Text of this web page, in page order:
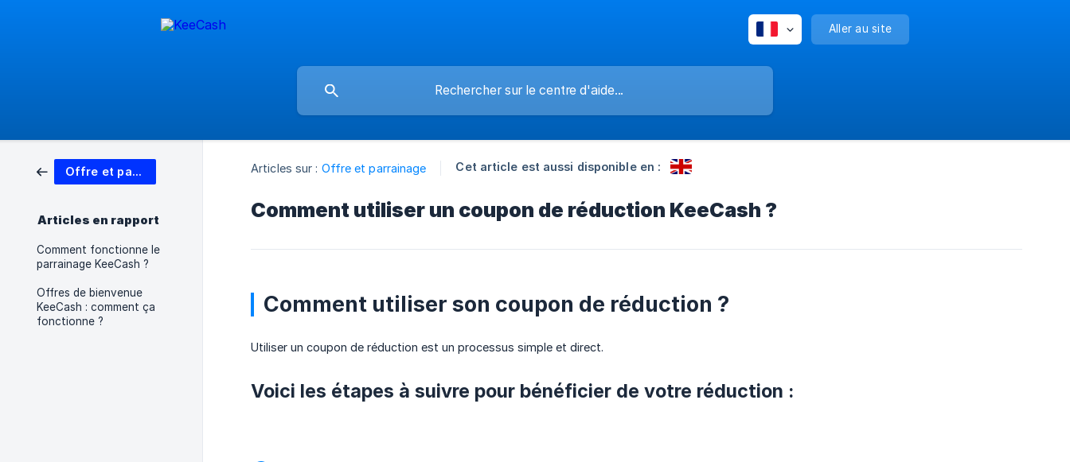
Aller au site
Offre et parrainage
Articles en rapport
Comment fonctionne le
parrainage KeeCash ?
Offres de bienvenue
KeeCash : comment ça
fonctionne ?
Articles sur : Offre et parrainage Cet article est aussi disponible en :
Comment utiliser un coupon de réduction KeeCash ?
Comment utiliser son coupon de réduction ?
Utiliser un coupon de réduction est un processus simple et direct.
Voici les étapes à suivre pour bénéficier de votre réduction :